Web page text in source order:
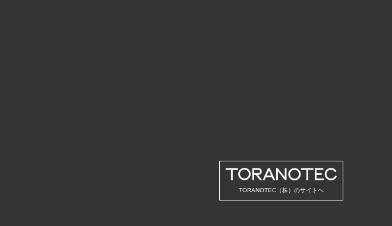
TORANOTEC（株）のサイトへ